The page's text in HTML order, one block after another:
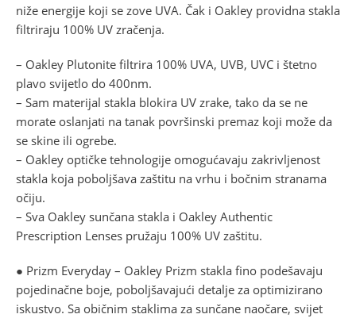
niže energije koji se zove UVA. Čak i Oakley providna stakla
filtriraju 100% UV zračenja.
– Oakley Plutonite filtrira 100% UVA, UVB, UVC i štetno
plavo svijetlo do 400nm.
– Sam materijal stakla blokira UV zrake, tako da se ne
morate oslanjati na tanak površinski premaz koji može da
se skine ili ogrebe.
– Oakley optičke tehnologije omogućavaju zakrivljenost
stakla koja poboljšava zaštitu na vrhu i bočnim stranama
očiju.
– Sva Oakley sunčana stakla i Oakley Authentic
Prescription Lenses pružaju 100% UV zaštitu.
● Prizm Everyday – Oakley Prizm stakla fino podešavaju
pojedinačne boje, poboljšavajući detalje za optimizirano
iskustvo. Sa običnim staklima za sunčane naočare, svijet